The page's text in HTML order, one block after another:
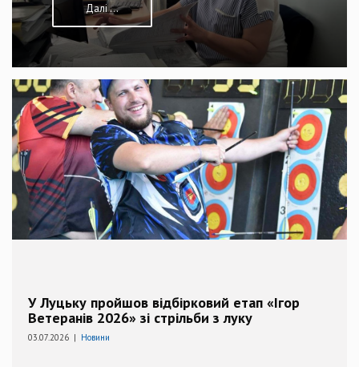
Далі ...
У Луцьку пройшов відбірковий етап «Ігор
Ветеранів 2026» зі стрільби з луку
03.07.2026 | Новини